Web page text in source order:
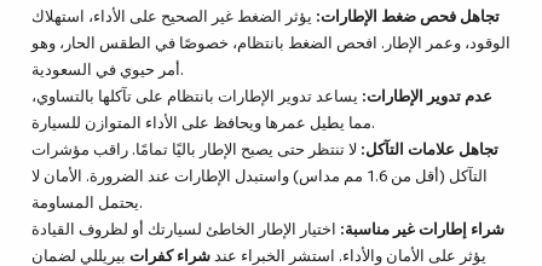
تجاهل فحص ضغط الإطارات: يؤثر الضغط غير الصحيح على الأداء، استهلاك
الوقود، وعمر الإطار. افحص الضغط بانتظام، خصوصًا في الطقس الحار، وهو
أمر حيوي في السعودية.
عدم تدوير الإطارات: يساعد تدوير الإطارات بانتظام على تآكلها بالتساوي،
مما يطيل عمرها ويحافظ على الأداء المتوازن للسيارة.
تجاهل علامات التآكل: لا تنتظر حتى يصبح الإطار باليًا تمامًا. راقب مؤشرات
التآكل (أقل من 1.6 مم مداس) واستبدل الإطارات عند الضرورة. الأمان لا
يحتمل المساومة.
شراء إطارات غير مناسبة: اختيار الإطار الخاطئ لسيارتك أو لظروف القيادة
يؤثر على الأمان والأداء. استشر الخبراء عندشراء كفرات بيريللي لضمان